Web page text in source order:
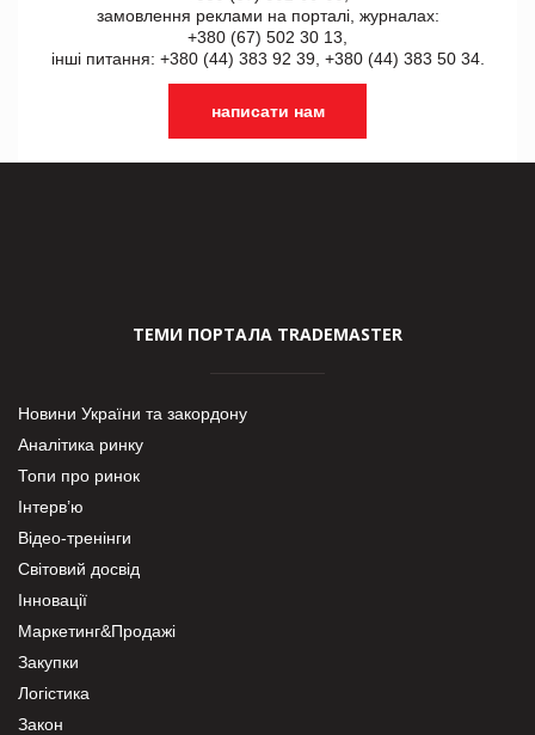
замовлення реклами на порталі, журналах:
+380 (67) 502 30 13,
інші питання: +380 (44) 383 92 39, +380 (44) 383 50 34.
написати нам
ТЕМИ ПОРТАЛА TRADEMASTER
Новини України та закордону
Аналітика ринку
Топи про ринок
Інтерв’ю
Відео-тренінги
Світовий досвід
Інновації
Маркетинг&Продажі
Закупки
Логістика
Закон